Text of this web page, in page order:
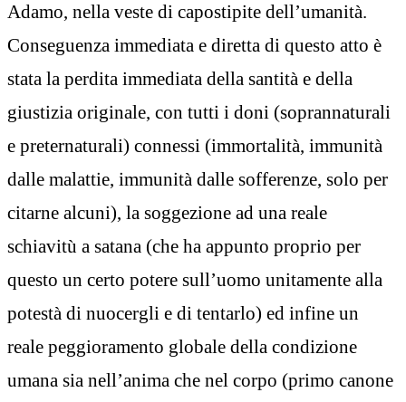
Adamo, nella veste di capostipite dell’umanità.
Conseguenza immediata e diretta di questo atto è
stata la perdita immediata della santità e della
giustizia originale, con tutti i doni (soprannaturali
e preternaturali) connessi (immortalità, immunità
dalle malattie, immunità dalle sofferenze, solo per
citarne alcuni), la soggezione ad una reale
schiavitù a satana (che ha appunto proprio per
questo un certo potere sull’uomo unitamente alla
potestà di nuocergli e di tentarlo) ed infine un
reale peggioramento globale della condizione
umana sia nell’anima che nel corpo (primo canone